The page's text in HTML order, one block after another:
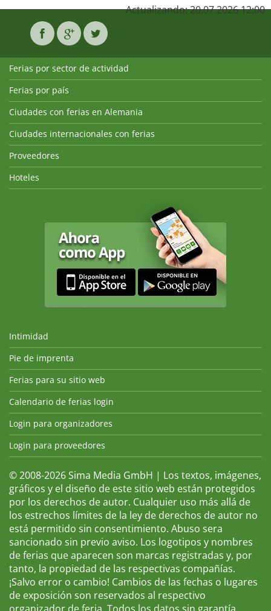
Actualizando: 20.07.2026 12:00
Ferias por sector de actividad
Ferias por país
Ciudades con ferias en Alemania
Ciudades internacionales con ferias
Proveedores
Hoteles
Intimidad
Pie de imprenta
Ferias para su sitio web
Calendario de ferias login
Login para organizadores
Login para proveedores
© 2008-2026 Sima Media GmbH | Los textos, imágenes,
gráficos y el diseño de este sitio web están protegidos
por los derechos de autor. Cualquier uso más allá de
los estrechos límites de la ley de derechos de autor no
está permitido sin consentimiento. Abuso sera
sancionado sin previo aviso. Los logotipos y nombres
de ferias que aparecen son marcas registradas y, por
tanto, la propiedad de las respectivas compañías.
¡Salvo error o cambio! Cambios de las fechas o lugares
de exposición son reservados al respectivo